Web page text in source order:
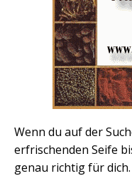
Wenn du auf der
erfrischenden Seife
genau richtig für